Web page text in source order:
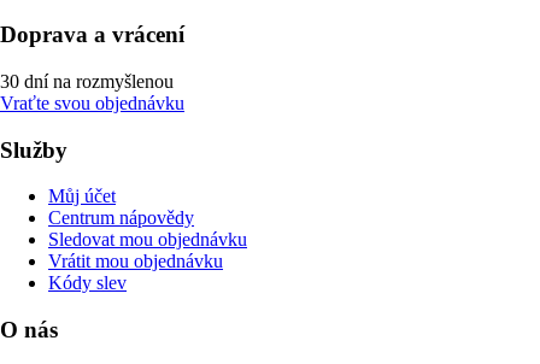
Doprava a vrácení
30 dní na rozmyšlenou
Vraťte svou objednávku
Služby
Můj účet
Centrum nápovědy
Sledovat mou objednávku
Vrátit mou objednávku
Kódy slev
O nás